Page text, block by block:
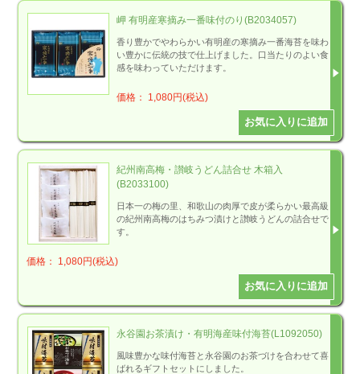
岬 有明産寒摘み一番味付のり(B2034057)
香り豊かでやわらかい有明産の寒摘み一番海苔を味わ
い豊かに伝統の技で仕上げました。口当たりのよい食
感を味わっていただけます。
価格： 1,080円(税込)
紀州南高梅・讃岐うどん詰合せ 木箱入
(B2033100)
日本一の梅の里、和歌山の肉厚で皮が柔らかい最高級
の紀州南高梅のはちみつ漬けと讃岐うどんの詰合せで
す。
価格： 1,080円(税込)
永谷園お茶漬け・有明海産味付海苔(L1092050)
風味豊かな味付海苔と永谷園のお茶づけを合わせて喜
ばれるギフトセットにしました。